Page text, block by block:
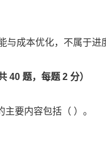
与成本优化，不属于进
40 题，每题 2 分）
要内容包括（ ）。